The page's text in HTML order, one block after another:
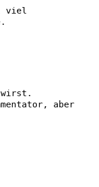
viel
wirst.
aber